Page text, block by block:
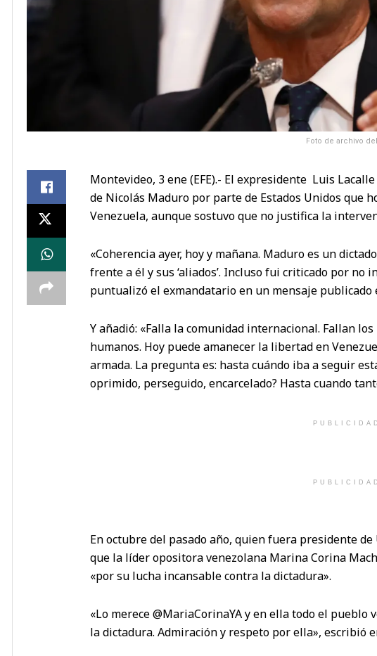
Foto de archivo
Montevideo, 3 ene (EFE).- El expresidente Luis
de Nicolás Maduro por parte de Estados Unidos que
Venezuela, aunque sostuvo que no justifica la
«Coherencia ayer, hoy y mañana. Maduro es un
frente a él y sus ‘aliados’. Incluso fui criticado por no
puntualizó el exmandatario en un mensaje publicado
Y añadió: «Falla la comunidad internacional. Fallan
humanos. Hoy puede amanecer la libertad en
armada. La pregunta es: hasta cuándo iba a seguir
oprimido, perseguido, encarcelado? Hasta cuando
En octubre del pasado año, quien fuera presidente
que la líder opositora venezolana Marina Corina
«por su lucha incansable contra la dictadura».
«Lo merece @MariaCorinaYA y en ella todo el
la dictadura. Admiración y respeto por ella», escribió